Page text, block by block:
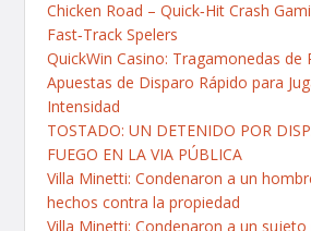
Chicken Road – Quick‑Hit Crash
Fast‑Track Spelers
QuickWin Casino: Tragamonedas de
Apuestas de Disparo Rápido para
Intensidad
TOSTADO: UN DETENIDO POR
FUEGO EN LA VIA PÚBLICA
Villa Minetti: Condenaron a un
hechos contra la propiedad
Villa Minetti: Condenaron a un